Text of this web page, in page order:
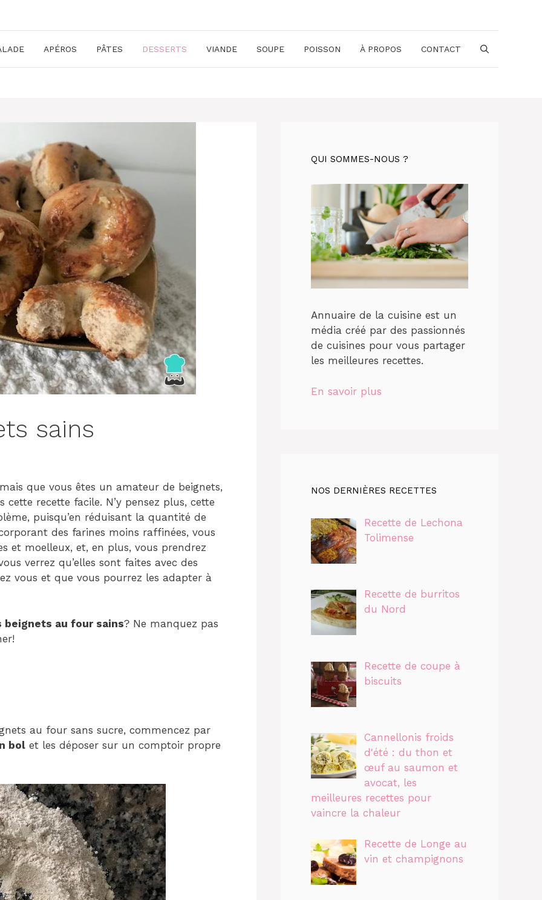
APÉROS PÂTES DESSERTS VIANDE SOUPE POISSON À PROPOS CONTACT
sains
que vous êtes un amateur de beignets,
recette facile. N’y pensez plus, cette
puisqu’en réduisant la quantité de
des farines moins raffinées, vous
et moelleux, et, en plus, vous prendrez
verrez qu’elles sont faites avec des
vous et que vous pourrez les adapter à
beignets au four sains? Ne manquez pas
au four sans sucre, commencez par
bol et les déposer sur un comptoir propre
QUI SOMMES-NOUS ?
Annuaire de la cuisine est un
média créé par des passionnés
de cuisines pour vous partager
les meilleures recettes.
En savoir plus
NOS DERNIÈRES RECETTES
Recette de Lechona
Tolimense
Recette de burritos
du Nord
Recette de coupe à
biscuits
Cannellonis froids
d'été : du thon et
œuf au saumon et
avocat, les
meilleures recettes pour
vaincre la chaleur
Recette de Longe au
vin et champignons